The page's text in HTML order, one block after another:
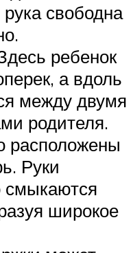
свободна
ребенок
а вдоль
между двумя
родителя.
расположены
Руки
смыкаются
широкое